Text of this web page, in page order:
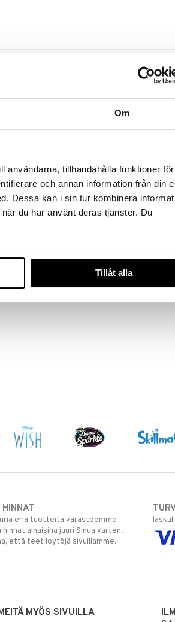
Om
användarna, tillhandahålla funktioner för
och annan information från din
Dessa kan i sin tur kombinera
du har använt deras tjänster. Du
Tillåt alla
Saatavana useana
vaihtoehtona
10,90 €
eriä tuotteita varastoomme
alhaisina juuri Sinua varten!
että teet löytöjä sivuillamme.
MYÖS SIVUILLA